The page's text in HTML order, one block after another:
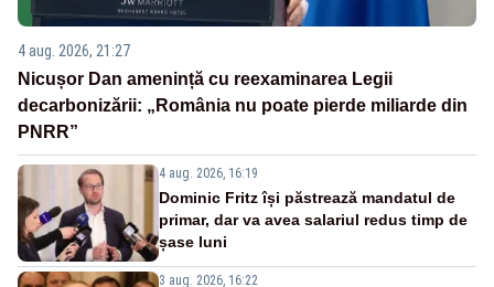
4 aug. 2026, 21:27
Nicușor Dan amenință cu reexaminarea Legii
decarbonizării: „România nu poate pierde miliarde din
PNRR”
4 aug. 2026, 16:19
Dominic Fritz își păstrează mandatul de
primar, dar va avea salariul redus timp de
șase luni
3 aug. 2026, 16:22